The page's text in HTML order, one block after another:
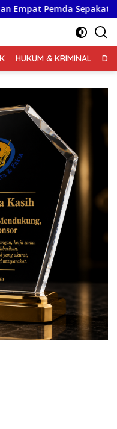
Pengelolaan
HUKUM & KRIMINAL